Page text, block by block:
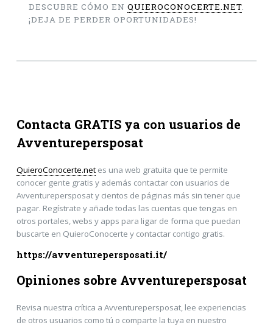
DESCUBRE CÓMO EN QUIEROCONOCERTE.NET.
¡DEJA DE PERDER OPORTUNIDADES!
Contacta GRATIS ya con usuarios de
Avventurepersposat
QuieroConocerte.netes una web gratuita que te permite
conocer gente gratis y además contactar con usuarios de
Avventurepersposat y cientos de páginas más sin tener que
pagar. Regístrate y añade todas las cuentas que tengas en
otros portales, webs y apps para ligar de forma que puedan
buscarte en QuieroConocerte y contactar contigo gratis.
https://avventurepersposati.it/
Opiniones sobre Avventurepersposat
Revisa nuestra crítica a Avventurepersposat, lee experiencias
de otros usuarios como tú o comparte la tuya en nuestro